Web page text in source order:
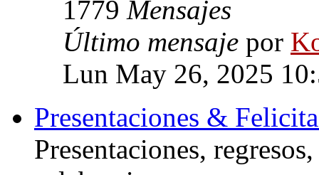
1779 Mensajes
Último mensaje por
Lun May 26, 2025
Presentaciones &
Presentaciones,